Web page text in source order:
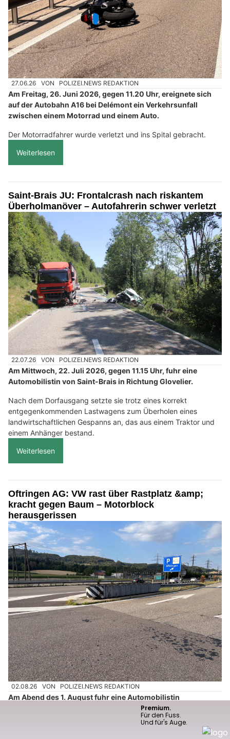
27.06.26 VON POLIZEI.NEWS REDAKTION
Am Freitag, 26. Juni 2026, gegen 11.20 Uhr, ereignete sich
auf der Autobahn A16 bei Delémont ein Verkehrsunfall
zwischen einem Motorrad und einem Auto.
Der Motorradfahrer wurde verletzt und ins Spital gebracht.
Weiterlesen
Saint-Brais JU: Frontalcrash nach riskantem
Überholmanöver – Autofahrerin schwer verletzt
22.07.26 VON POLIZEI.NEWS REDAKTION
Am Mittwoch, 22. Juli 2026, gegen 11.15 Uhr, fuhr eine
Automobilistin von Saint-Brais in Richtung Glovelier.
Nach dem Dorfausgang setzte sie trotz eines korrekt
entgegenkommenden Lastwagens zum Überholen eines
landwirtschaftlichen Gespanns an, das aus einem Traktor und
einem Anhänger bestand.
Weiterlesen
Oftringen AG: VW rast über Rastplatz &amp;
kracht gegen Baum – Motorblock
herausgerissen
02.08.26 VON POLIZEI.NEWS REDAKTION
Am Abend des 1. August fuhr eine Automobilistin
unkontrolliert über den Rastplatz Oftringen.
Dabei kollidierte sie zunächst frontal mit einem Abfalleimer und